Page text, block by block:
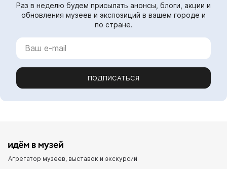
Раз в неделю будем присылать анонсы, блоги, акции и
обновления музеев и экспозиций в вашем городе и
по стране.
ПОДПИСАТЬСЯ
Агрегатор музеев, выставок и экскурсий